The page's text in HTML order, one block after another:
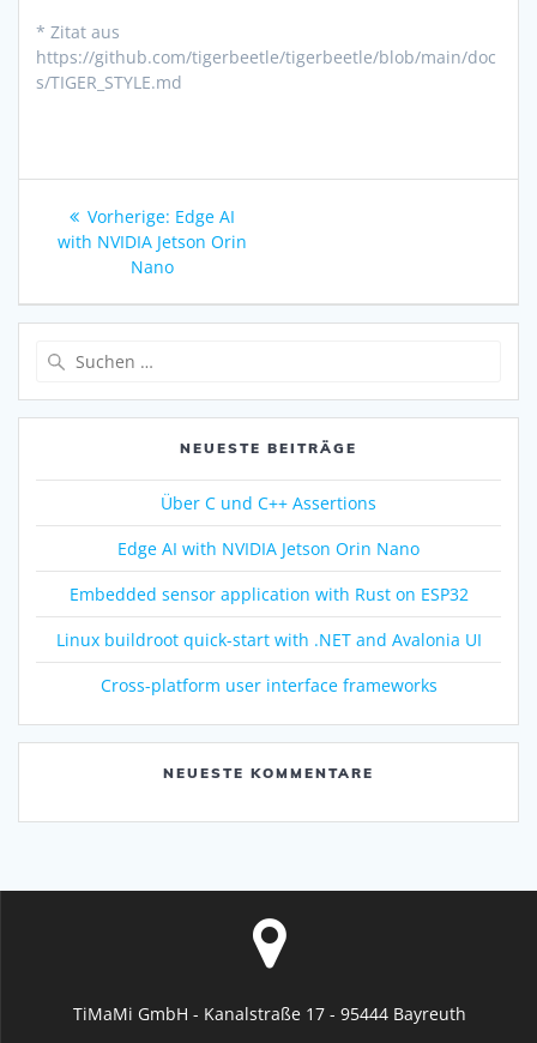
* Zitat aus
https://github.com/tigerbeetle/tigerbeetle/blob/main/doc
s/TIGER_STYLE.md
Vorherige: Edge AI
with NVIDIA Jetson Orin
Nano
NEUESTE BEITRÄGE
Über C und C++ Assertions
Edge AI with NVIDIA Jetson Orin Nano
Embedded sensor application with Rust on ESP32
Linux buildroot quick-start with .NET and Avalonia UI
Cross-platform user interface frameworks
NEUESTE KOMMENTARE
TiMaMi GmbH - Kanalstraße 17 - 95444 Bayreuth